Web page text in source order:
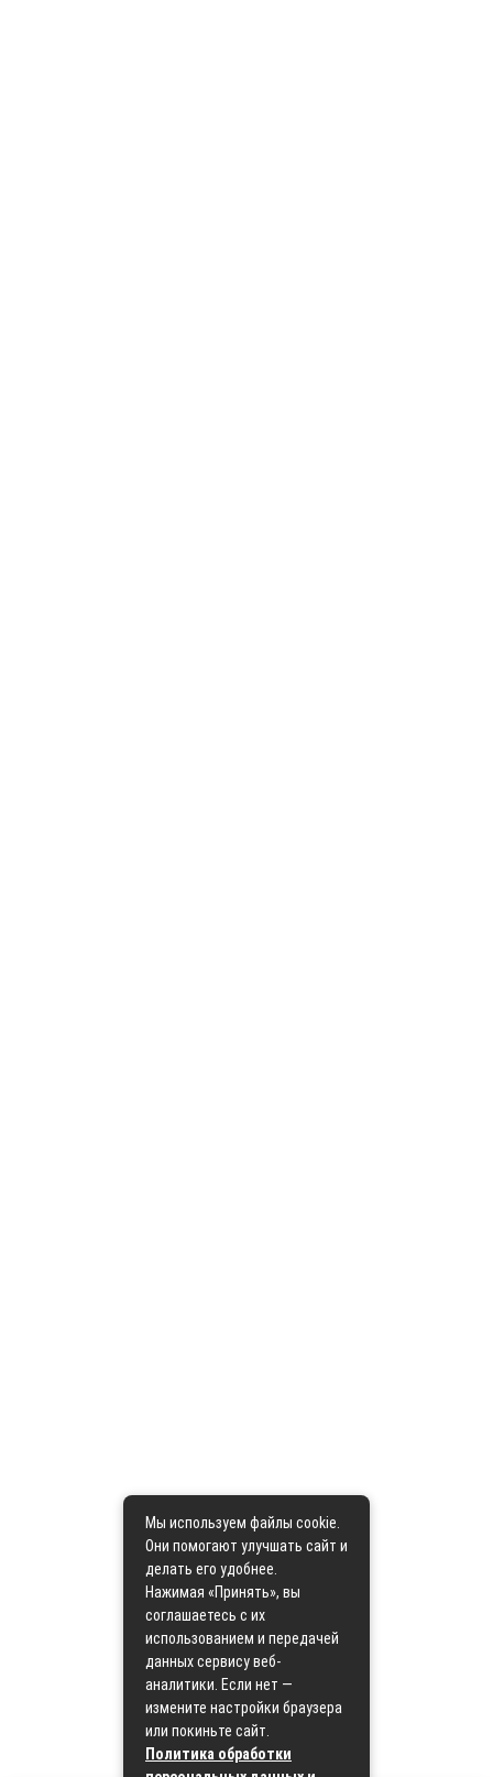
Мы используем файлы cookie.
Они помогают улучшать сайт и
делать его удобнее.
Нажимая «Принять», вы
соглашаетесь с их
использованием и передачей
данных сервису веб-
аналитики. Если нет —
измените настройки браузера
или покиньте сайт.
Политика обработки